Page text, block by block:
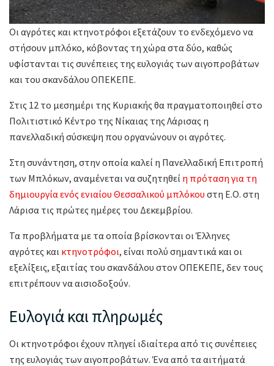
Οι αγρότες και κτηνοτρόφοι εξετάζουν το ενδεχόμενο να
στήσουν μπλόκο, κόβοντας τη χώρα στα δύο, καθώς
υφίστανται τις συνέπειες της ευλογιάς των αιγοπροβάτων
και του σκανδάλου ΟΠΕΚΕΠΕ.
Στις 12 το μεσημέρι της Κυριακής θα πραγματοποιηθεί στο
Πολιτιστικό Κέντρο της Νίκαιας της Λάρισας η
πανελλαδική σύσκεψη που οργανώνουν οι αγρότες.
Στη συνάντηση, στην οποία καλεί η Πανελλαδική Επιτροπή
των Μπλόκων, αναμένεται να συζητηθεί η πρόταση για τη
δημιουργία ενός ενιαίου Θεσσαλικού μπλόκου στη Ε.Ο. στη
Λάρισα τις πρώτες ημέρες του Δεκεμβρίου.
Τα προβλήματα με τα οποία βρίσκονται οι Έλληνες
αγρότες και κτηνοτρόφοι, είναι πολύ σημαντικά και οι
εξελίξεις, εξαιτίας του σκανδάλου στον ΟΠΕΚΕΠΕ, δεν τους
επιτρέπουν να αισιοδοξούν.
Ευλογιά και πληρωμές
Οι κτηνοτρόφοι έχουν πληγεί ιδιαίτερα από τις συνέπειες
της ευλογιάς των αιγοπροβάτων. Ένα από τα αιτήματά